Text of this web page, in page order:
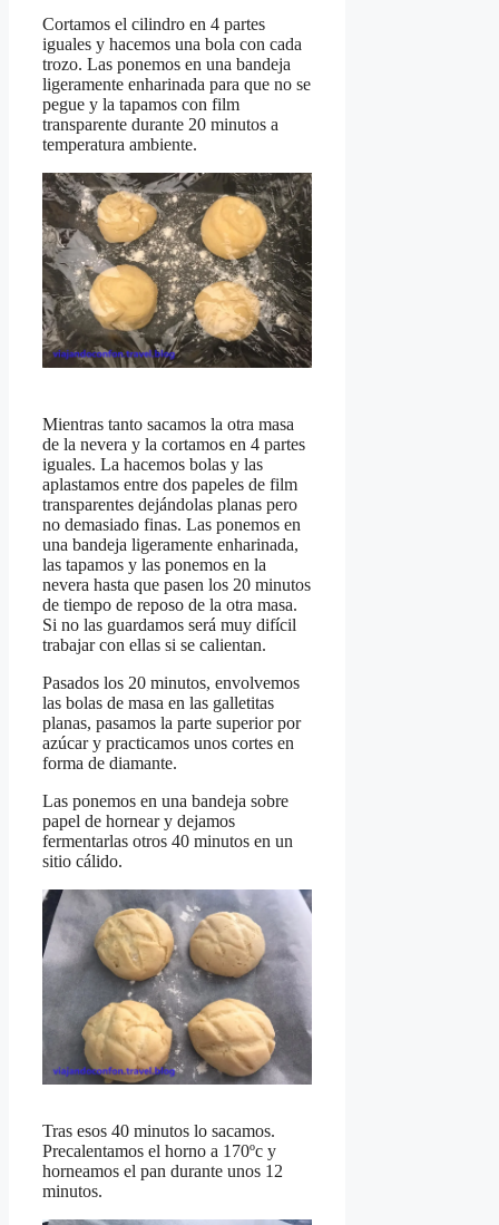
Cortamos el cilindro en 4 partes
iguales y hacemos una bola con cada
trozo. Las ponemos en una bandeja
ligeramente enharinada para que no se
pegue y la tapamos con film
transparente durante 20 minutos a
temperatura ambiente.
Mientras tanto sacamos la otra masa
de la nevera y la cortamos en 4 partes
iguales. La hacemos bolas y las
aplastamos entre dos papeles de film
transparentes dejándolas planas pero
no demasiado finas. Las ponemos en
una bandeja ligeramente enharinada,
las tapamos y las ponemos en la
nevera hasta que pasen los 20 minutos
de tiempo de reposo de la otra masa.
Si no las guardamos será muy difícil
trabajar con ellas si se calientan.
Pasados los 20 minutos, envolvemos
las bolas de masa en las galletitas
planas, pasamos la parte superior por
azúcar y practicamos unos cortes en
forma de diamante.
Las ponemos en una bandeja sobre
papel de hornear y dejamos
fermentarlas otros 40 minutos en un
sitio cálido.
Tras esos 40 minutos lo sacamos.
Precalentamos el horno a 170ºc y
horneamos el pan durante unos 12
minutos.